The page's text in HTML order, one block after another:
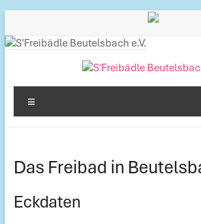
Inhalt
springen
S'Freibädle
Beutelsbach
Betreiber
Freibads
Das Freibad in
Eckdaten